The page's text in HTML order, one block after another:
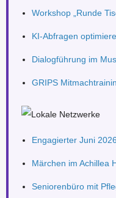
Workshop „Runde
KI-Abfragen
Dialogführung im
GRIPS
Engagierter Juni
Märchen im Achillea
Seniorenbüro mit